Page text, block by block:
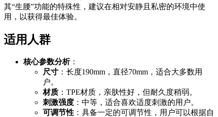
其“生腰”功能的特殊性，建议在相对安静且私密的环境中使
用，以获得最佳体验。
适用人群
核心参数分析：
尺寸 ：长度190mm，直径70mm，适合大多数用
户。
材质 ：TPE材质，亲肤性好，但耐久度稍弱。
刺激强度 ：中等，适合喜欢适度刺激的用户。
可调节性 ：具备一定的可调节性，用户可以根据自